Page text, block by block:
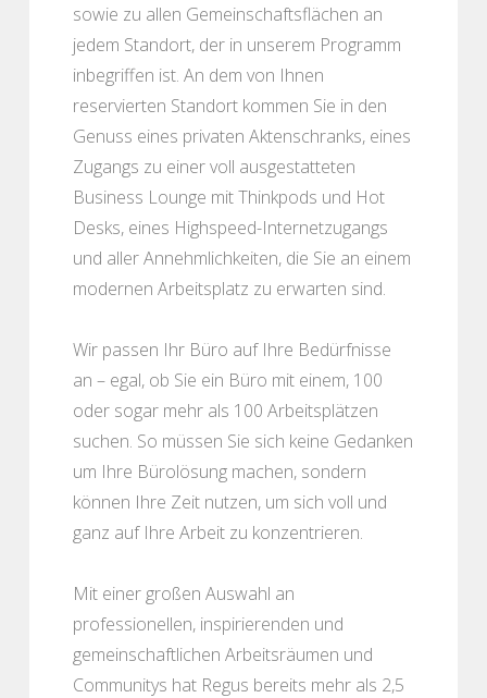
sowie zu allen Gemeinschaftsflächen an
jedem Standort, der in unserem Programm
inbegriffen ist. An dem von Ihnen
reservierten Standort kommen Sie in den
Genuss eines privaten Aktenschranks, eines
Zugangs zu einer voll ausgestatteten
Business Lounge mit Thinkpods und Hot
Desks, eines Highspeed-Internetzugangs
und aller Annehmlichkeiten, die Sie an einem
modernen Arbeitsplatz zu erwarten sind.
Wir passen Ihr Büro auf Ihre Bedürfnisse
an – egal, ob Sie ein Büro mit einem, 100
oder sogar mehr als 100 Arbeitsplätzen
suchen. So müssen Sie sich keine Gedanken
um Ihre Bürolösung machen, sondern
können Ihre Zeit nutzen, um sich voll und
ganz auf Ihre Arbeit zu konzentrieren.
Mit einer großen Auswahl an
professionellen, inspirierenden und
gemeinschaftlichen Arbeitsräumen und
Communitys hat Regus bereits mehr als 2,5